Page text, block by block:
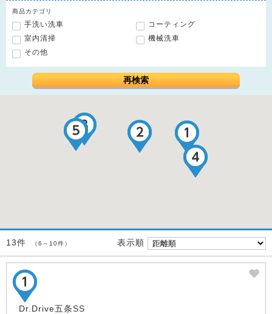
商品カテゴリ
手洗い洗車
コーティング
室内清掃
機械洗車
その他
再検索
13件 （6～10件） 表示順
Dr.Drive五条SS